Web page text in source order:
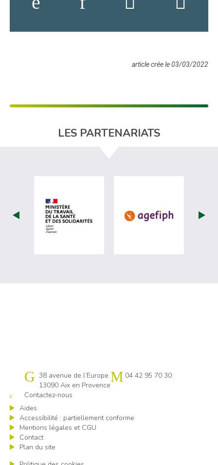
article crée le 03/03/2022
LES PARTENARIATS
visiter les site de Ministère du travail
visiter les
Cap emploi 13
38 avenue de l’Europe
13090 Aix en Provence
04 42 95 70 30
Contactez-nous
Aides
Accessibilité : partiellement conforme
Mentions légales et CGU
Contact
Plan du site